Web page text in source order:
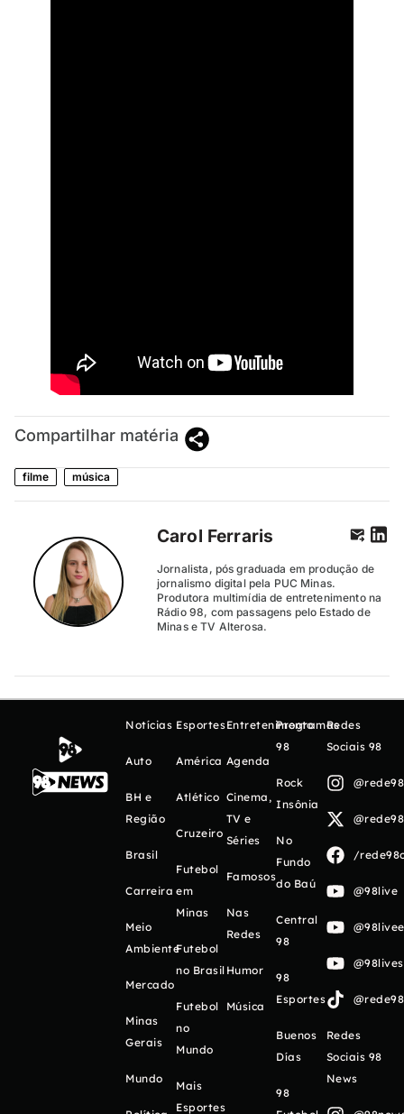
Compartilhar matéria
filme música
Carol Ferraris
Jornalista, pós graduada em produção de
jornalismo digital pela PUC Minas.
Produtora multimídia de entretenimento na
Rádio 98, com passagens pelo Estado de
Minas e TV Alterosa.
Notícias
Auto
BH e
Região
Brasil
Carreira
Meio
Ambiente
Mercado
Minas
Gerais
Mundo
Esportes
América
Atlético
Cruzeiro
Futebol
em
Minas
Futebol
no Brasil
Futebol
no
Mundo
Mais
Esportes
Entretenimento
Agenda
Cinema,
TV e
Séries
Famosos
Nas
Redes
Humor
Música
Programas
98
Rock
Insônia
No
Fundo
do Baú
Central
98
98
Esportes
Buenos
Días
98
Redes
Sociais 98
/
@98live
Redes
Sociais 98
News